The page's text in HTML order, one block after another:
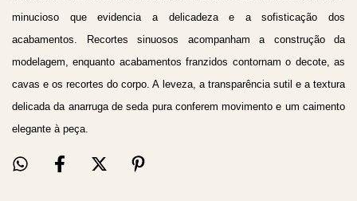
minucioso que evidencia a delicadeza e a sofisticação dos
acabamentos. Recortes sinuosos acompanham a construção da
modelagem, enquanto acabamentos franzidos contornam o decote, as
cavas e os recortes do corpo. A leveza, a transparência sutil e a textura
delicada da anarruga de seda pura conferem movimento e um caimento
elegante à peça.